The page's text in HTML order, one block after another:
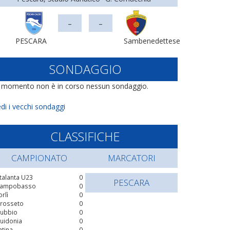
PESCARA
- -
Sambenedettese
SONDAGGIO
non è in corso nessun sondaggio.
i vecchi sondaggi
CLASSIFICHE
CAMPIONATO
0
U23
0
0
0
0
0
MARCATORI
PESCARA